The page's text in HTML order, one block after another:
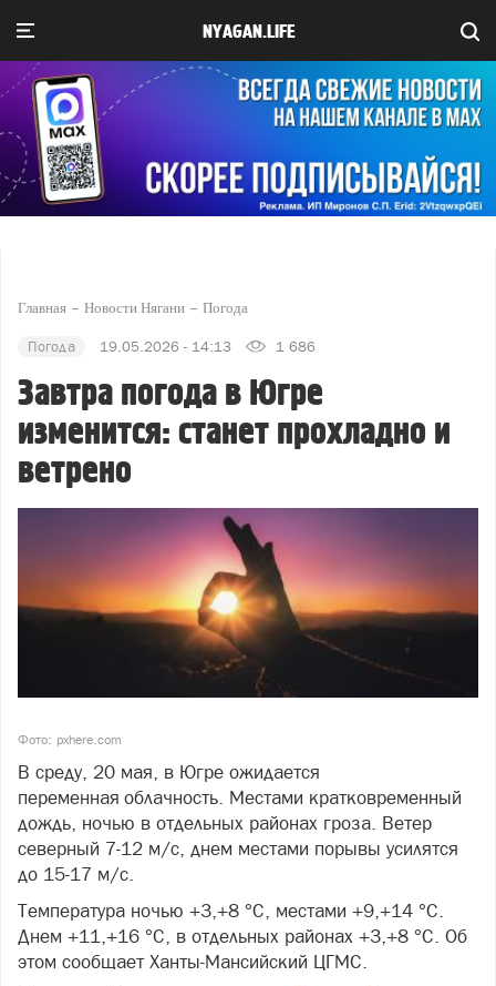
NYAGAN.LIFE
Главная Новости Нягани Погода
Погода 19.05.2026 - 14:13 1 686
Завтра погода в Югре
изменится: станет прохладно и
ветрено
Фото: pxhere.com
В среду, 20 мая, в Югре ожидается
переменная облачность. Местами кратковременный
дождь, ночью в отдельных районах гроза. Ветер
северный 7-12 м/с, днем местами порывы усилятся
до 15-17 м/с.
Температура ночью +3,+8 °С, местами +9,+14 °С.
Днем +11,+16 °С, в отдельных районах +3,+8 °С. Об
этом сообщает Ханты-Мансийский ЦГМС.